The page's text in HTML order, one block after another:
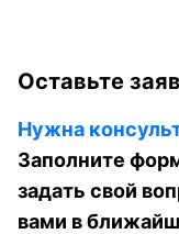
Оставьте
Нужна
Заполните
задать свой
вами в